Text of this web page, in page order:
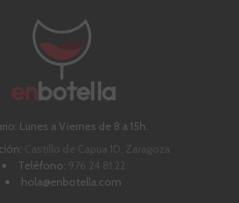
Lunes a Viernes de 8 a 15h.
Castillo de Capua 10, Zaragoza
Teléfono: 976 24 81 22
hola@enbotella.com